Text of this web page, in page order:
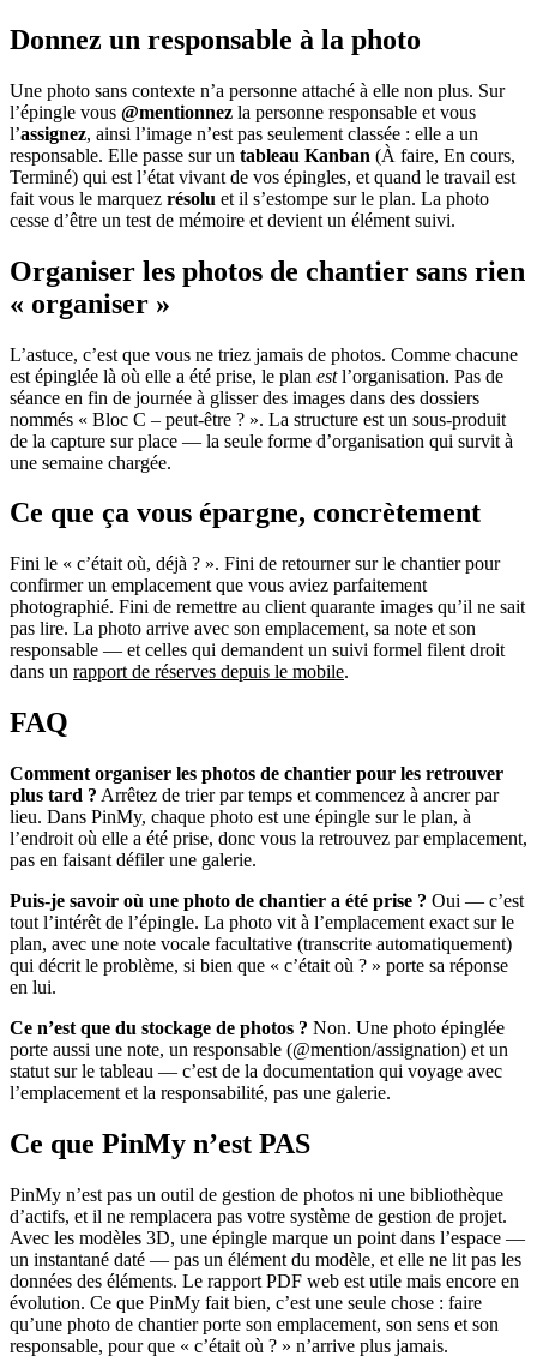
Donnez un responsable à la photo
Une photo sans contexte n’a personne attaché à elle non plus. Sur
l’épingle vous @mentionnez la personne responsable et vous
l’assignez, ainsi l’image n’est pas seulement classée : elle a un
responsable. Elle passe sur un tableau Kanban (À faire, En cours,
Terminé) qui est l’état vivant de vos épingles, et quand le travail est
fait vous le marquez résolu et il s’estompe sur le plan. La photo
cesse d’être un test de mémoire et devient un élément suivi.
Organiser les photos de chantier sans rien
« organiser »
L’astuce, c’est que vous ne triez jamais de photos. Comme chacune
est épinglée là où elle a été prise, le plan estl’organisation. Pas de
séance en fin de journée à glisser des images dans des dossiers
nommés « Bloc C – peut-être ? ». La structure est un sous-produit
de la capture sur place — la seule forme d’organisation qui survit à
une semaine chargée.
Ce que ça vous épargne, concrètement
Fini le « c’était où, déjà ? ». Fini de retourner sur le chantier pour
confirmer un emplacement que vous aviez parfaitement
photographié. Fini de remettre au client quarante images qu’il ne sait
pas lire. La photo arrive avec son emplacement, sa note et son
responsable — et celles qui demandent un suivi formel filent droit
dans un rapport de réserves depuis le mobile.
FAQ
Comment organiser les photos de chantier pour les retrouver
plus tard ? Arrêtez de trier par temps et commencez à ancrer par
lieu. Dans PinMy, chaque photo est une épingle sur le plan, à
l’endroit où elle a été prise, donc vous la retrouvez par emplacement,
pas en faisant défiler une galerie.
Puis-je savoir où une photo de chantier a été prise ? Oui — c’est
tout l’intérêt de l’épingle. La photo vit à l’emplacement exact sur le
plan, avec une note vocale facultative (transcrite automatiquement)
qui décrit le problème, si bien que « c’était où ? » porte sa réponse
en lui.
Ce n’est que du stockage de photos ? Non. Une photo épinglée
porte aussi une note, un responsable (@mention/assignation) et un
statut sur le tableau — c’est de la documentation qui voyage avec
l’emplacement et la responsabilité, pas une galerie.
Ce que PinMy n’est PAS
PinMy n’est pas un outil de gestion de photos ni une bibliothèque
d’actifs, et il ne remplacera pas votre système de gestion de projet.
Avec les modèles 3D, une épingle marque un point dans l’espace —
un instantané daté — pas un élément du modèle, et elle ne lit pas les
données des éléments. Le rapport PDF web est utile mais encore en
évolution. Ce que PinMy fait bien, c’est une seule chose : faire
qu’une photo de chantier porte son emplacement, son sens et son
responsable, pour que « c’était où ? » n’arrive plus jamais.